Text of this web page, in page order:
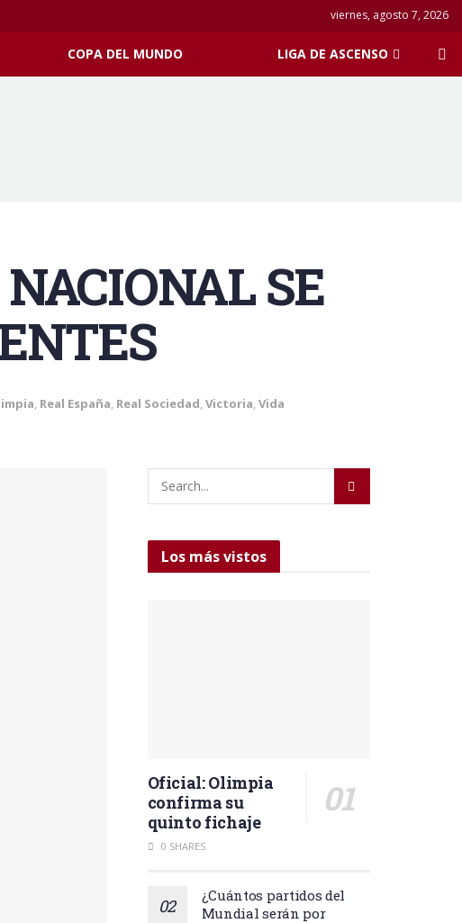
viernes, agosto 7, 2026
COPA DEL MUNDO LIGA DE ASCENSO
SE
Real España Real Sociedad Victoria Vida
Los más vistos
Oficial: Olimpia
confirma su
quinto fichaje
0 SHARES
¿Cuántos partidos del
Mundial serán por